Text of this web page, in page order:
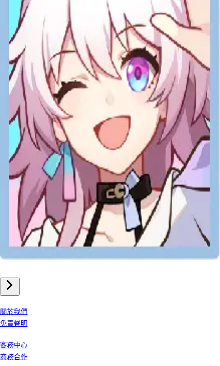
手機遊戲
崩壞星穹鐵道 儲值
關於我們
免責聲明
客務中心
商務合作